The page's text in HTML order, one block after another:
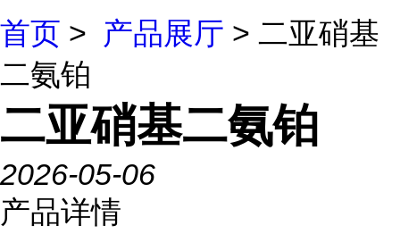
首页 > 产品展厅 > 二亚硝基
二氨铂
二亚硝基二氨铂
2026-05-06
产品详情